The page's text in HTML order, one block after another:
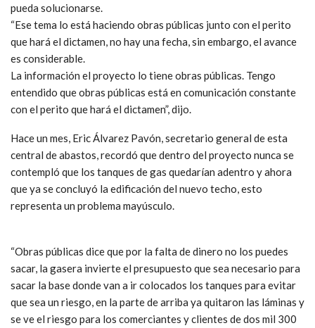
pueda solucionarse.
“Ese tema lo está haciendo obras públicas junto con el perito
que hará el dictamen, no hay una fecha, sin embargo, el avance
es considerable.
La información el proyecto lo tiene obras públicas. Tengo
entendido que obras públicas está en comunicación constante
con el perito que hará el dictamen”, dijo.
Hace un mes, Eric Álvarez Pavón, secretario general de esta
central de abastos, recordó que dentro del proyecto nunca se
contempló que los tanques de gas quedarían adentro y ahora
que ya se concluyó la edificación del nuevo techo, esto
representa un problema mayúsculo.
“Obras públicas dice que por la falta de dinero no los puedes
sacar, la gasera invierte el presupuesto que sea necesario para
sacar la base donde van a ir colocados los tanques para evitar
que sea un riesgo, en la parte de arriba ya quitaron las láminas y
se ve el riesgo para los comerciantes y clientes de dos mil 300